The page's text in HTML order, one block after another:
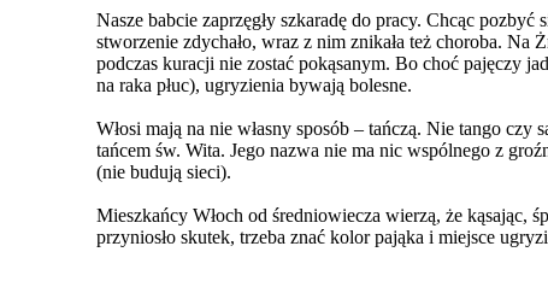
Nasze babcie zaprzęgły szkaradę do pracy. Chcąc
stworzenie zdychało, wraz z nim znikała też choroba.
podczas kuracji nie zostać pokąsanym. Bo choć pajęczy
na raka płuc), ugryzienia bywają bolesne.
Włosi mają na nie własny sposób – tańczą. Nie tango
tańcem św. Wita. Jego nazwa nie ma nic wspólnego z
(nie budują sieci).
Mieszkańcy Włoch od średniowiecza wierzą, że kąsając,
przyniosło skutek, trzeba znać kolor pająka i miejsce